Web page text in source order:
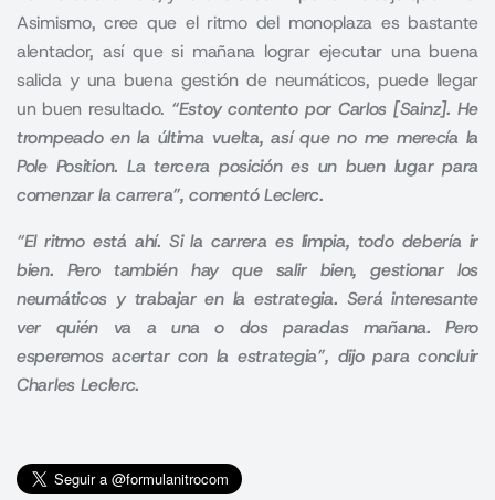
Asimismo, cree que el ritmo del monoplaza es bastante
alentador, así que si mañana lograr ejecutar una buena
salida y una buena gestión de neumáticos, puede llegar
un buen resultado. “Estoy contento por Carlos [Sainz]. He
trompeado en la última vuelta, así que no me merecía la
Pole Position. La tercera posición es un buen lugar para
comenzar la carrera”, comentó Leclerc.
“El ritmo está ahí. Si la carrera es limpia, todo debería ir
bien. Pero también hay que salir bien, gestionar los
neumáticos y trabajar en la estrategia. Será interesante
ver quién va a una o dos paradas mañana. Pero
esperemos acertar con la estrategia”, dijo para concluir
Charles Leclerc.